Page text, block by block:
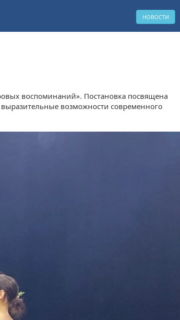
НОВОСТИ
воспоминаний». Постановка посвящена
возможности современного